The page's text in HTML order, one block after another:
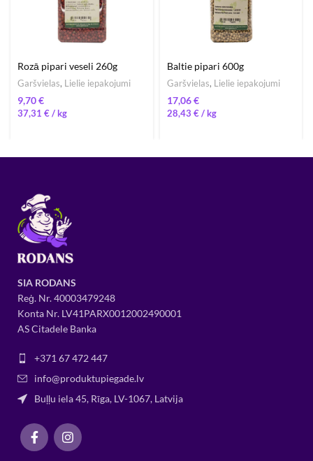
Rozā pipari veseli 260g
Garšvielas, Lielie iepakojumi
€
37,31 €/
Baltie pipari 600g
Garšvielas, Lielie iepakojumi
€
28,43 € /
SIA RODANS
Reģ. Nr.40003479248
Konta Nr. LV41PARX0012002490001
AS Citadele Banka
+371 67 472 447
info@produktupiegade.lv
Buļļu iela 45, Rīga, LV-1067, Latvija